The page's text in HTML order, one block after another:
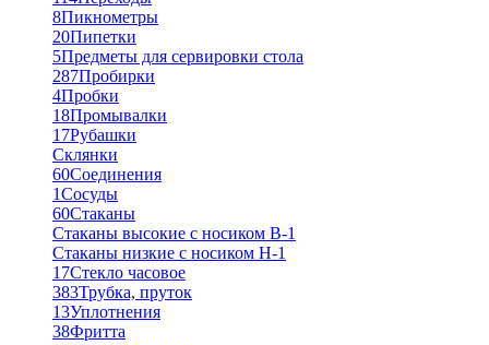
8Пикнометры
20Пипетки
5Предметы для сервировки стола
287Пробирки
4Пробки
18Промывалки
17Рубашки
Склянки
60Соединения
1Сосуды
60Стаканы
Стаканы высокие с носиком В-1
Стаканы низкие с носиком Н-1
17Стекло часовое
383Трубка, пруток
13Уплотнения
38Фритта